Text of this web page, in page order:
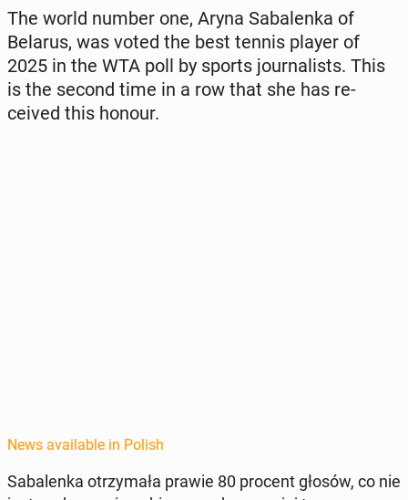
The world number one, Aryna Sa­balen­ka of
Belarus, was voted the best tennis player of
2025 in the WTA poll by sports jour­nal­ists. This
is the second time in a row that she has re­
ceived this honour.
News available in Polish
Sa­balen­ka otrzy­mała prawie 80 procent głosów, co nie